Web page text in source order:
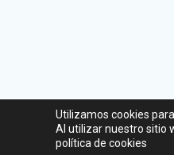
Utilizamos cookies
Al utilizar nuestro sitio
política de cookies